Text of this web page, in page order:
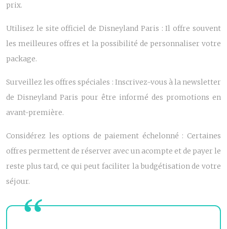
prix.
Utilisez le site officiel de Disneyland Paris : Il offre souvent
les meilleures offres et la possibilité de personnaliser votre
package.
Surveillez les offres spéciales : Inscrivez-vous à la newsletter
de Disneyland Paris pour être informé des promotions en
avant-première.
Considérez les options de paiement échelonné : Certaines
offres permettent de réserver avec un acompte et de payer le
reste plus tard, ce qui peut faciliter la budgétisation de votre
séjour.